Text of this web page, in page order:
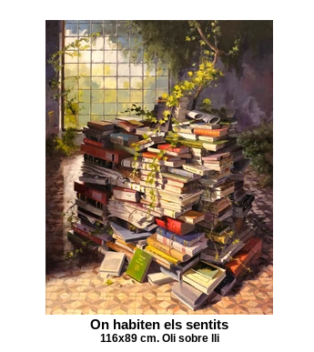
On habiten els sentits
116x89 cm. Oli sobre lli